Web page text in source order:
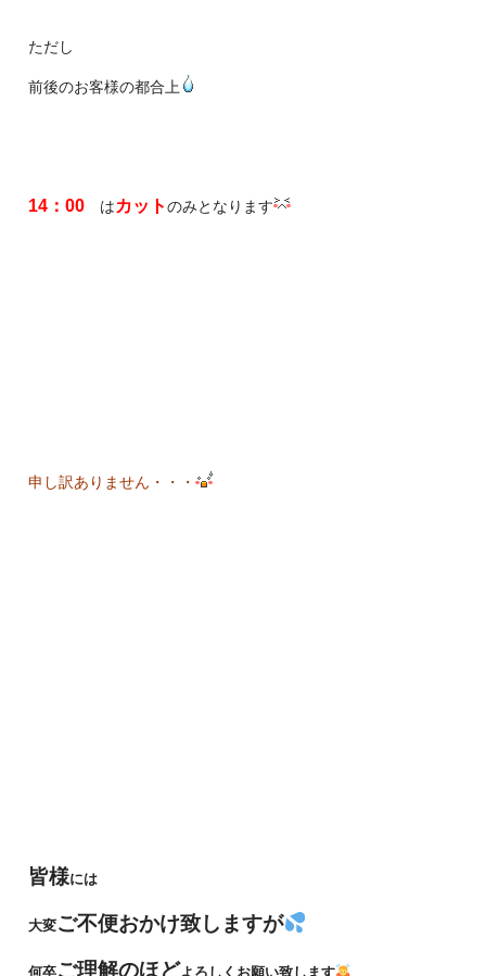
ただし
前後のお客様の都合上
14：00 はカットのみとなります
申し訳ありません・・・
皆様には
大変ご不便おかけ致しますが
何卒ご理解のほどよろしくお願い致します